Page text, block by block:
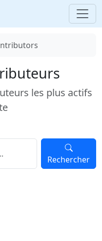
les plus actifs
Rechercher